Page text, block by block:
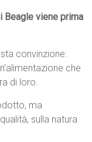
Beagle viene prima
convinzione:
che
di loro.
ma
sulla natura